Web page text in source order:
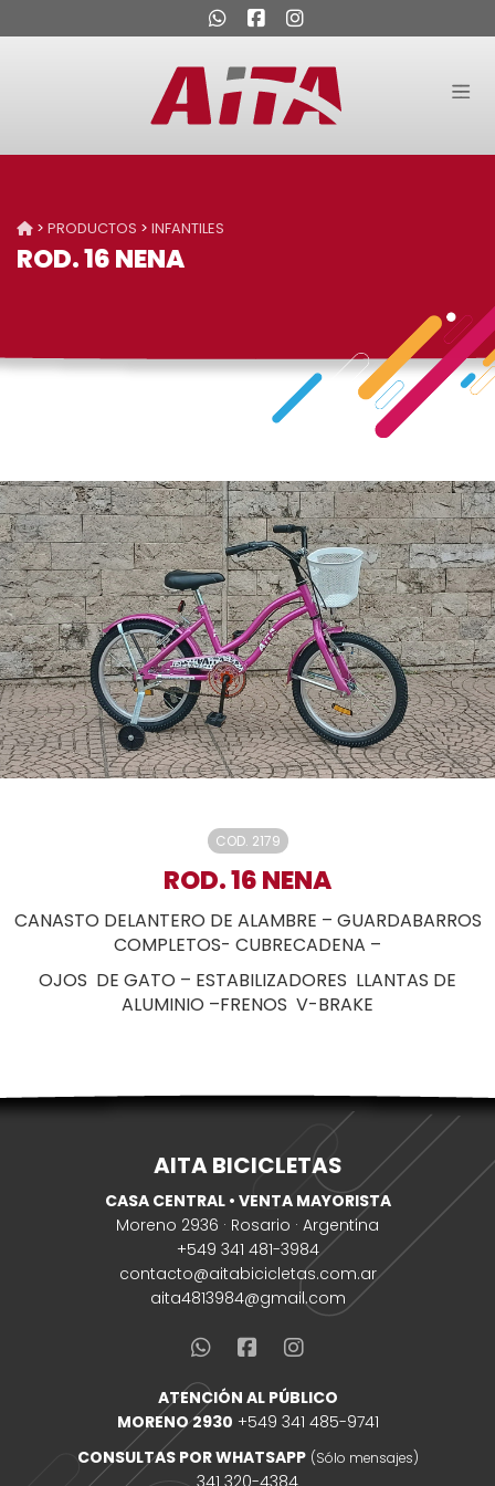
> PRODUCTOS > INFANTILES
ROD. 16 NENA
COD. 2179
ROD. 16 NENA
CANASTO DELANTERO DE ALAMBRE – GUARDABARROS
COMPLETOS- CUBRECADENA –
OJOS DE GATO – ESTABILIZADORES LLANTAS DE
ALUMINIO –FRENOS V-BRAKE
AITA BICICLETAS
CASA CENTRAL • VENTA MAYORISTA
Moreno 2936 · Rosario · Argentina
+549 341 481-3984
contacto@aitabicicletas.com.ar
aita4813984@gmail.com
ATENCIÓN AL PÚBLICO
MORENO 2930 +549 341 485-9741
CONSULTAS POR WHATSAPP (Sólo mensajes)
341 320-4384